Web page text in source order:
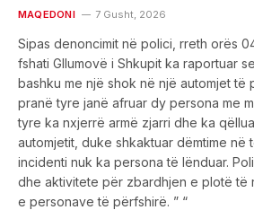
MAQEDONI 7 Gusht, 2026
Sipas denoncimit në polici, rreth orës
fshati Gllumovë i Shkupit ka raportuar
bashku me një shok në një automjet të
pranë tyre janë afruar dy persona me
tyre ka nxjerrë armë zjarri dhe ka
automjetit, duke shkaktuar dëmtime në
incidenti nuk ka persona të lënduar.
dhe aktivitete për zbardhjen e plotë të
e personave të përfshirë. ” “